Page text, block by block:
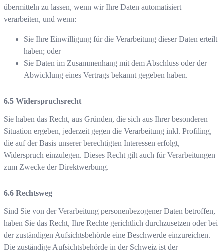
übermitteln zu lassen, wenn wir Ihre Daten automatisiert
verarbeiten, und wenn:
Sie Ihre Einwilligung für die Verarbeitung dieser Daten erteilt
haben; oder
Sie Daten im Zusammenhang mit dem Abschluss oder der
Abwicklung eines Vertrags bekannt gegeben haben.
Widerspruchsrecht
Sie haben das Recht, aus Gründen, die sich aus Ihrer besonderen
Situation ergeben, jederzeit gegen die Verarbeitung inkl. Profiling,
die auf der Basis unserer berechtigten Interessen erfolgt,
Widerspruch einzulegen. Dieses Recht gilt auch für Verarbeitungen
zum Zwecke der Direktwerbung.
Rechtsweg
Sind Sie von der Verarbeitung personenbezogener Daten betroffen,
haben Sie das Recht, Ihre Rechte gerichtlich durchzusetzen oder bei
der zuständigen Aufsichtsbehörde eine Beschwerde einzureichen.
Die zuständige Aufsichtsbehörde in der Schweiz ist der